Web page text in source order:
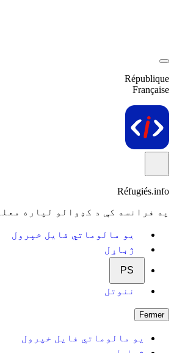
République
Française
Réfugiés.info
په فرانسه کې د کډوالو لپاره
یو مالوماتي فایل خپرول
ژباړل
PS
ننوتل
Fermer
یو مالوماتي فایل خپرول